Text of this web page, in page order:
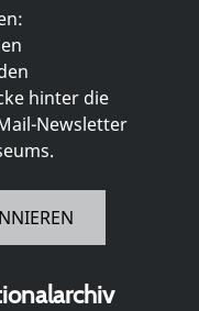
hinter die
Newsletter